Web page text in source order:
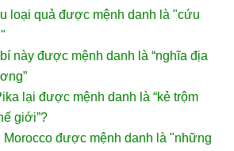
loại quả được mệnh danh là "cứu
này được mệnh danh là “nghĩa địa
lại được mệnh danh là “kẻ trộm
giới”?
Morocco được mệnh danh là "những